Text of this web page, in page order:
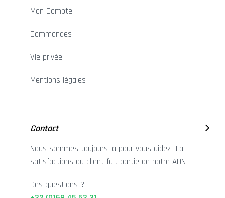
Mon Compte
Commandes
Vie privée
Mentions légales
Contact
Nous sommes toujours la pour vous aidez! La
satisfactions du client fait partie de notre ADN!
Des questions ?